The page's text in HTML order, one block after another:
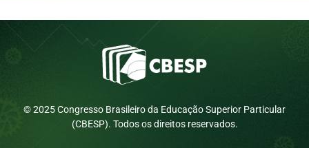
© 2025 Congresso Brasileiro da Educação Superior Particular
(CBESP). Todos os direitos reservados.